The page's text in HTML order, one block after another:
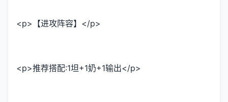
<p>【进攻阵容】</p>
<p>推荐搭配:1坦+1奶+1输出</p>